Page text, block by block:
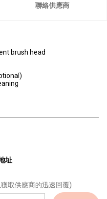
聯絡供應商
brush head
址
取供應商的迅速回覆)